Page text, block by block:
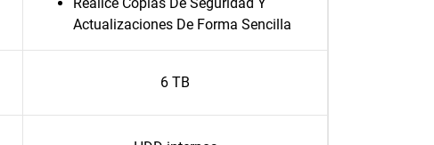
Actualizaciones De Forma Sencilla
6 TB